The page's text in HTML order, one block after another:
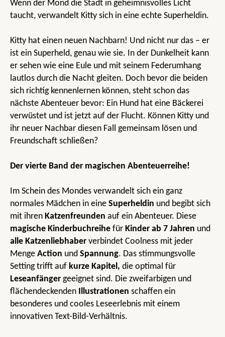
Wenn der Mond die Stadt in geheimnisvolles Licht
taucht, verwandelt Kitty sich in eine echte Superheldin.
Kitty hat einen neuen Nachbarn! Und nicht nur das – er
ist ein Superheld, genau wie sie. In der Dunkelheit kann
er sehen wie eine Eule und mit seinem Federumhang
lautlos durch die Nacht gleiten. Doch bevor die beiden
sich richtig kennenlernen können, steht schon das
nächste Abenteuer bevor: Ein Hund hat eine Bäckerei
verwüstet und ist jetzt auf der Flucht. Können Kitty und
ihr neuer Nachbar diesen Fall gemeinsam lösen und
Freundschaft schließen?
Der vierte Band der magischen Abenteuerreihe!
Im Schein des Mondes verwandelt sich ein ganz
normales Mädchen in eine Superheldin und begibt sich
mit ihren Katzenfreunden auf ein Abenteuer. Diese
magische Kinderbuchreihe für Kinder ab 7 Jahren und
alle Katzenliebhaber verbindet Coolness mit jeder
Menge Action und Spannung. Das stimmungsvolle
Setting trifft auf kurze Kapitel, die optimal für
Leseanfänger geeignet sind. Die zweifarbigen und
flächendeckenden Illustrationen schaffen ein
besonderes und cooles Leseerlebnis mit einem
innovativen Text-Bild-Verhältnis.